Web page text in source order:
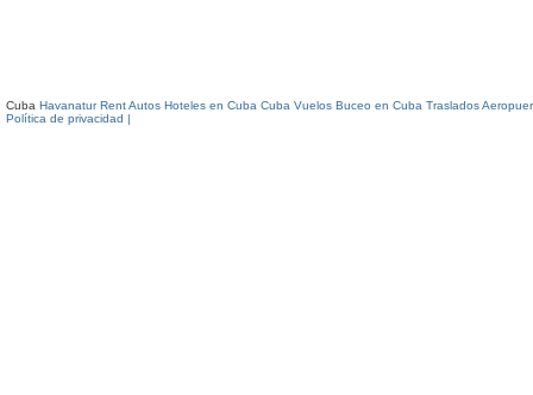
Cuba Havanatur Rent Autos Hoteles en Cuba Cuba Vuelos Buceo en Cuba Traslados
Política de privacidad |